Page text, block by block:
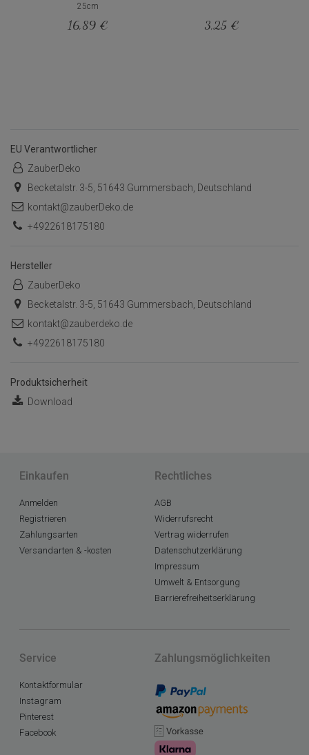
25cm
16,89 € 3,25 €
EU Verantwortlicher
ZauberDeko
Becketalstr. 3-5, 51643 Gummersbach, Deutschland
kontakt@zauberDeko.de
+4922618175180
Hersteller
ZauberDeko
Becketalstr. 3-5, 51643 Gummersbach, Deutschland
kontakt@zauberdeko.de
+4922618175180
Produktsicherheit
Download
Einkaufen
Anmelden
Registrieren
Zahlungsarten
Versandarten & -kosten
Rechtliches
AGB
Widerrufsrecht
Vertrag widerrufen
Datenschutzerklärung
Impressum
Umwelt & Entsorgung
Barrierefreiheitserklärung
Service
Kontaktformular
Instagram
Pinterest
Facebook
Zahlungsmöglichkeiten